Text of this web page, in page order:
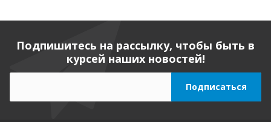
Подпишитесь на рассылку, чтобы быть в
курсей наших новостей!